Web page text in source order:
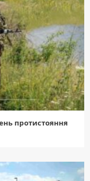
протистояння